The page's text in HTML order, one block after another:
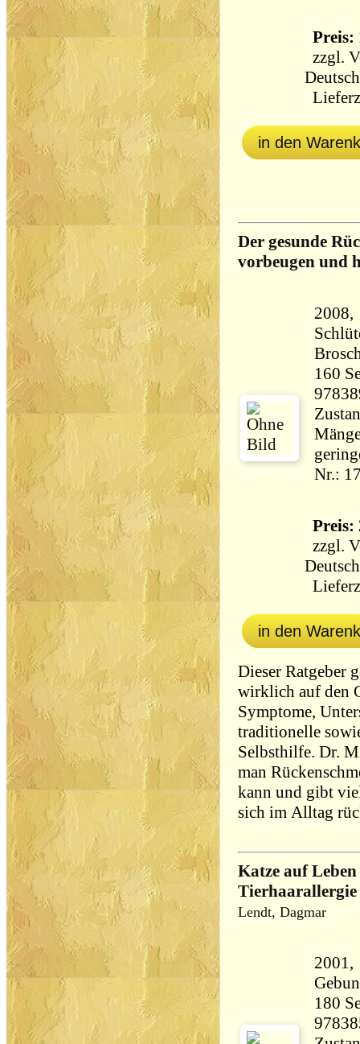
Preis:
zzgl.
in den
Der gesunde
vorbeugen und
160 Seiten
Nr.:
Preis:
zzgl.
in den
Dieser Ratgeber
wirklich auf den
Symptome,
traditionelle
Selbsthilfe. Dr.
man
kann und gibt
sich im Alltag
Katze auf
Tierhaarallergie
Lendt, Dagmar
2001,
180 Seiten